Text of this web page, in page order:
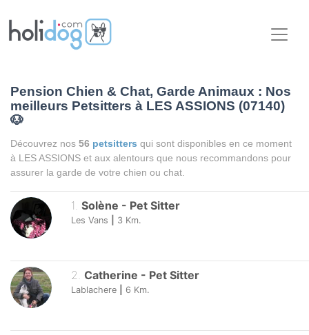
Pension Chien & Chat, Garde Animaux : Nos
meilleurs Petsitters à LES ASSIONS (07140)
🐶
Découvrez nos 56 petsitters qui sont disponibles en ce moment
à LES ASSIONS et aux alentours que nous recommandons pour
assurer la garde de votre chien ou chat.
1. Solène - Pet Sitter
Les Vans 3 Km.
2. Catherine - Pet Sitter
Lablachere 6 Km.